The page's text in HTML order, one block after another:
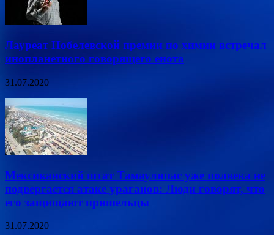
Лауреат Нобелевской премии по химии встречал
инопланетного говорящего енота
31.07.2020
Мексиканский штат Тамаулипас уже полвека не
подвергается атаке ураганов: Люди говорят, что
его защищают пришельцы
31.07.2020